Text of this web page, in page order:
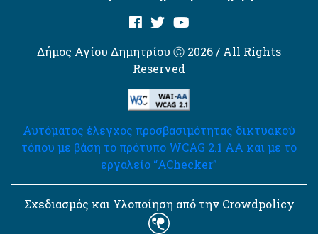
Δήμος Αγίου Δημητρίου Ⓒ 2026 / All Rights
Reserved
Αυτόματος έλεγχος προσβασιμότητας δικτυακού
τόπου με βάση το πρότυπο WCAG 2.1 AA και με το
εργαλείο “AChecker”
Σχεδιασμός και Υλοποίηση από την Crowdpolicy